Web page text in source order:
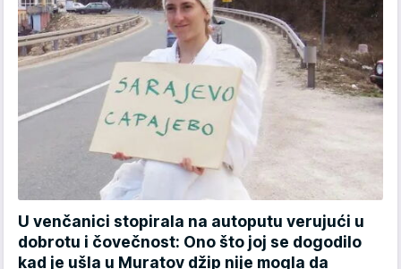
U venčanici stopirala na autoputu verujući u
dobrotu i čovečnost: Ono što joj se dogodilo
kad je ušla u Muratov džip nije mogla da